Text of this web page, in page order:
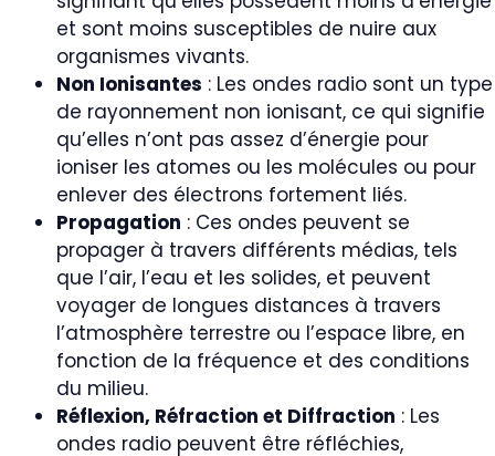
et sont moins susceptibles de nuire aux
organismes vivants.
Non Ionisantes : Les ondes radio sont un type
de rayonnement non ionisant, ce qui signifie
qu’elles n’ont pas assez d’énergie pour
ioniser les atomes ou les molécules ou pour
enlever des électrons fortement liés.
Propagation : Ces ondes peuvent se
propager à travers différents médias, tels
que l’air, l’eau et les solides, et peuvent
voyager de longues distances à travers
l’atmosphère terrestre ou l’espace libre, en
fonction de la fréquence et des conditions
du milieu.
Réflexion, Réfraction et Diffraction : Les
ondes radio peuvent être réfléchies,